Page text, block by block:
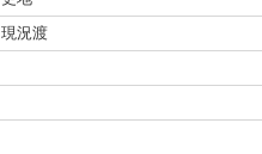
現況渡